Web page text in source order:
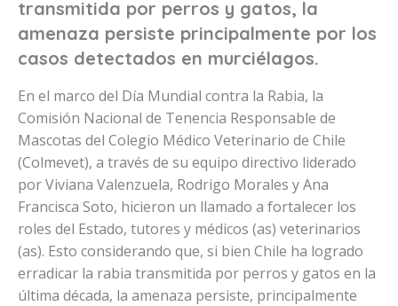
transmitida por perros y gatos, la
amenaza persiste principalmente por los
casos detectados en murciélagos.
En el marco del Día Mundial contra la Rabia, la
Comisión Nacional de Tenencia Responsable de
Mascotas del Colegio Médico Veterinario de Chile
(Colmevet), a través de su equipo directivo liderado
por Viviana Valenzuela, Rodrigo Morales y Ana
Francisca Soto, hicieron un llamado a fortalecer los
roles del Estado, tutores y médicos (as) veterinarios
(as). Esto considerando que, si bien Chile ha logrado
erradicar la rabia transmitida por perros y gatos en la
última década, la amenaza persiste, principalmente